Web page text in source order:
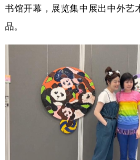
书馆开幕，展览集中展出中外艺
品。